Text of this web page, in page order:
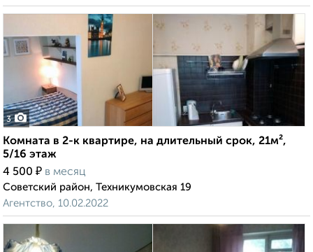
3
Комната в 2-к квартире, на длительный срок, 21м²,
5/16 этаж
4 500 ₽ в месяц
Советский район, Техникумовская 19
Агентство, 10.02.2022